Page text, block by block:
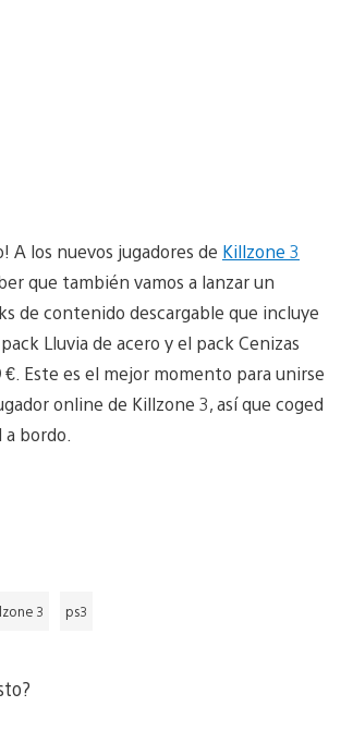
A los nuevos jugadores de Killzone 3
que también vamos a lanzar un
de contenido descargable que incluye
Lluvia de acero y el pack Cenizas
Este es el mejor momento para unirse
online de Killzone 3, así que coged
bordo.
3 ps3